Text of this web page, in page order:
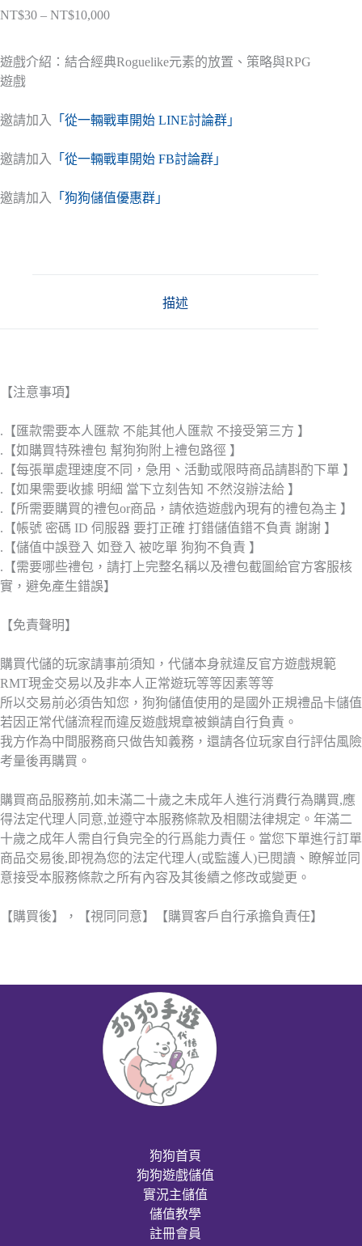
NT$30 – NT$10,000價
範
到
NT$10,000
遊戲介紹：結合經典Roguelike元素的放置、策略與RPG
遊戲
邀請加入 「從一輛戰車開始 LINE討論群」
邀請加入 「從一輛戰車開始 FB討論群」
邀請加入 「狗狗儲值優惠群」
描述
【注意事項】
.【匯款需要本人匯款 不能其他人匯款 不接受第三方 】
.【如購買特殊禮包 幫狗狗附上禮包路徑 】
.【每張單處理速度不同，急用、活動或限時商品請斟酌下單 】
.【如果需要收據 明細 當下立刻告知 不然沒辦法給 】
.【所需要購買的禮包or商品，請依造遊戲內現有的禮包為主 】
.【帳號 密碼 ID 伺服器 要打正確 打錯儲值錯不負責 謝謝 】
.【儲值中誤登入 如登入 被吃單 狗狗不負責 】
.【需要哪些禮包，請打上完整名稱以及禮包截圖給官方客服核
實，避免產生錯誤】
【免責聲明】
購買代儲的玩家請事前須知，代儲本身就違反官方遊戲規範
RMT現金交易以及非本人正常遊玩等等因素等等
所以交易前必須告知您，狗狗儲值使用的是國外正規禮品卡儲值
若因正常代儲流程而違反遊戲規章被鎖請自行負責。
我方作為中間服務商只做告知義務，還請各位玩家自行評估風險
考量後再購買。
購買商品服務前,如未滿二十歲之未成年人進行消費行為購買,應
得法定代理人同意,並遵守本服務條款及相關法律規定。年滿二
十歲之成年人需自行負完全的行爲能力責任。當您下單進行訂單
商品交易後,即視為您的法定代理人(或監護人)已閱讀、瞭解並同
意接受本服務條款之所有內容及其後續之修改或變更。
【購買後】，【視同同意】【購買客戶自行承擔負責任】
狗狗首頁
狗狗遊戲儲值
實況主儲值
儲值教學
註冊會員